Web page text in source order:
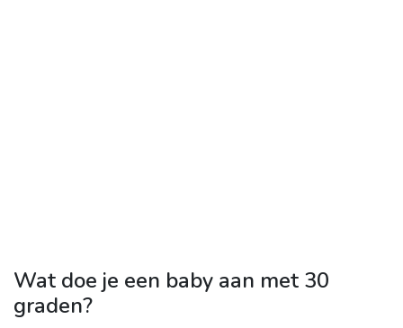
Wat doe je een baby aan met 30
graden?